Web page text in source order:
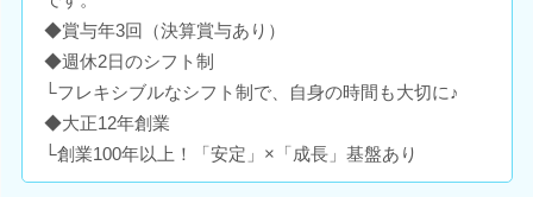
◆賞与年3回（決算賞与あり）
◆週休2日のシフト制
└フレキシブルなシフト制で、自身の時間も大切に♪
◆大正12年創業
└創業100年以上！「安定」×「成長」基盤あり